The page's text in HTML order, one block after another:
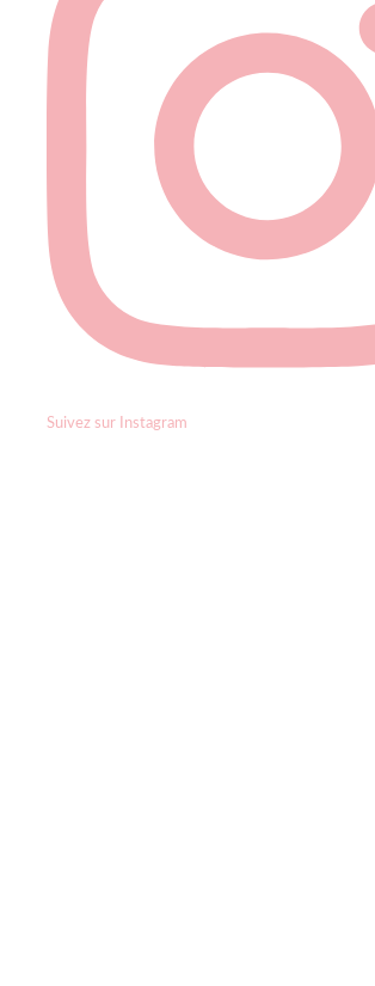
Suivez sur Instagram